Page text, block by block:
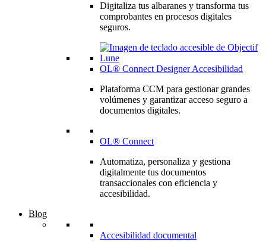
Digitaliza tus albaranes y transforma tus
comprobantes en procesos digitales
seguros.
OL® Connect Designer Accesibilidad
Plataforma CCM para gestionar grandes
volúmenes y garantizar acceso seguro a
documentos digitales.
OL® Connect
Automatiza, personaliza y gestiona
digitalmente tus documentos
transaccionales con eficiencia y
accesibilidad.
Blog
Accesibilidad documental